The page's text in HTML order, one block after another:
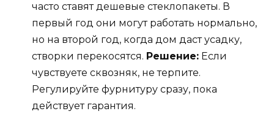
часто ставят дешевые стеклопакеты. В
первый год они могут работать нормально,
но на второй год, когда дом даст усадку,
створки перекосятся. Решение: Если
чувствуете сквозняк, не терпите.
Регулируйте фурнитуру сразу, пока
действует гарантия.